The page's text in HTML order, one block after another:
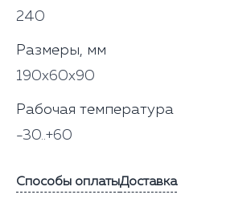
240
Размеры, мм
190х60х90
Рабочая температура
-30..+60
Способы оплатыДоставка